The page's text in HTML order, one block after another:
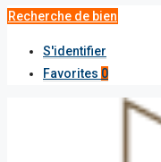
Recherche de bien
S'identifier
Favorites 0